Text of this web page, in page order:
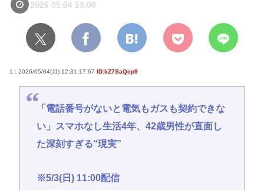
2026.05.04 13:00
1 : 2026/05/04(月) 12:31:17.67 ID:kZ7SaQcp9
「電話番号がないと電気もガスも契約できな
い」スマホなし生活4年、42歳男性が直面し
た深刻すぎる“現実”
※5/3(日) 11:00配信